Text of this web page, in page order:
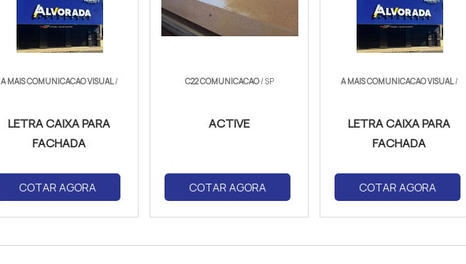
A MAIS COMUNICACAO VISUAL/
LETRA CAIXA PARA
FACHADA
COTAR AGORA
C22 COMUNICACAO/ SP
ACTIVE
COTAR AGORA
A MAIS COMUNICACAO VISUAL/
LETRA CAIXA PARA
FACHADA
COTAR AGORA